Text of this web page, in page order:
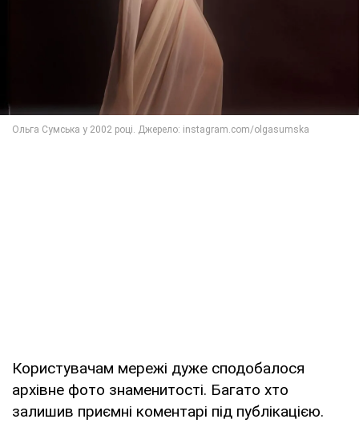
Користувачам мережі дуже сподобалося
архівне фото знаменитості. Багато хто
залишив приємні коментарі під публікацією.